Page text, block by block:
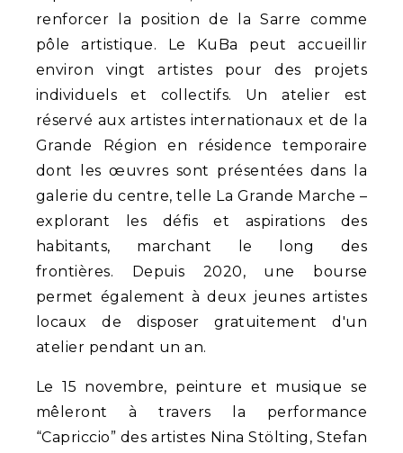
renforcer la position de la Sarre comme
pôle artistique. Le KuBa peut accueillir
environ vingt artistes pour des projets
individuels et collectifs. Un atelier est
réservé aux artistes internationaux et de la
Grande Région en résidence temporaire
dont les œuvres sont présentées dans la
galerie du centre, telle La Grande Marche –
explorant les défis et aspirations des
habitants, marchant le long des
frontières. Depuis 2020, une bourse
permet également à deux jeunes artistes
locaux de disposer gratuitement d'un
atelier pendant un an.
Le 15 novembre, peinture et musique se
mêleront à travers la performance
“Capriccio” des artistes Nina Stölting, Stefan